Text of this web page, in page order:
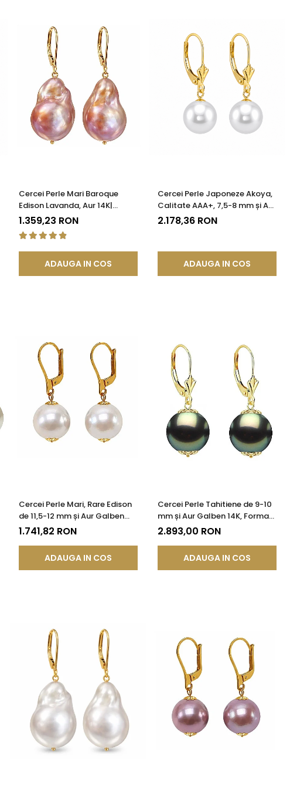
Cercei Perle Mari Baroque
Edison Lavanda, Aur 14K|
KASKADDA®
1.359,23 RON
ADAUGA IN COS
Cercei Perle Japoneze Akoya,
Calitate AAA+, 7,5-8 mm și Aur
Galben 14K | KASKADDA®
2.178,36 RON
ADAUGA IN COS
Cercei Perle Mari, Rare Edison
de 11,5-12 mm și Aur Galben
14K, Bijuterie de Colecție|
KASKADDA®
1.741,82 RON
ADAUGA IN COS
Cercei Perle Tahitiene de 9-10
mm și Aur Galben 14K, Forma
Rotundă | KASKADDA®
2.893,00 RON
ADAUGA IN COS